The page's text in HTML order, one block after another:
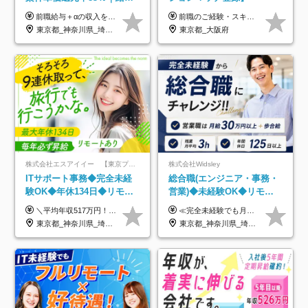
UP保証｜年休140日｜在宅
利用率9割｜独立支援・副業
制度
前職給与＋αの収入を保証 月給42万円～120万円＋各種手当＋賞与 給与基準が明確かつ高還元です。 一人ひとりが安定した環境のもと、長く活躍できる職場を目指しています。 ※平均年収650万円 ・還元率83％ ・各種手当について 職能手当／職務手当／資格手当／営業手当 など ※前職での経験・能力、給与などを考慮の上、当社規定により優遇いたします ※試用期間あり（3ヶ月／期間中の条件に変動はありません） ※上記金額には固定残業代（78,948円～225,564円/月30時間分）を含みます 超過分は別途全額支給いたします ・年収UPを保証 過去には転職時に〈年収200万円UP〉したエンジニアも在籍しています。入社時だけでなく、入社後も安心の給与水準で働ける環境です。キャリアや技術力が正当に評価されていないと感じていたら、一度面接でお話ししましょう！ 当社では管理職の人数は最低限にし、無駄な管理をしません。その費用削減分を社員の給与に還元しています！
東京都_神奈川県_埼玉県_千葉県_大阪府_愛知県_北海道_青森県_岩手県_宮城県_秋田県_山形県_福島県_茨城県_栃木県_群馬県_新潟県_山梨県_長野県_富山県_石川県_福井県_静岡県_岐阜県_三重県_兵庫県_京都府_滋賀県_奈良県_和歌山県_広島県_岡山県_鳥取県_島根県_山口県_徳島県_香川県_愛媛県_高知県_福岡県_熊本県_佐賀県_長崎県_大分県_宮崎県_鹿児島県_沖縄県
前職のご経験・スキル等を考慮して決定します。
東京都_大阪府
株式会社エスアイイー 【東京プロマーケット上場】
ITサポート事務◆完全未経
験OK◆年休134日◆リモー
トOK◆残業月7h以下◆賞与
年3回◆5年目まで必ず昇給
＼平均年収517万円！入社5年目まで毎年必ず昇給／ ■賞与年3回 ■年収800万円以上も可 ■入社3年以上の平均年収469.2万円 月給23万2000円以上＋賞与年3回＋各種手当 ☆入社5年目まで最大1万5000円の定期昇給を確約 ┃各種手当充実 ・規定の資格を取得すれば、2000円～5万円を毎月支給（2万4000円～60万円／年） ・研修中に取得した取得率95％の資格でも研修後の給料UP ※月給は年齢・経験・能力を考慮して、優遇いたします ※上記月給金額は固定残業代（20時間/3万1300円円以上）を含み、超過分は別途支給いたします ※試用期間（6ヶ月）は月給に変動はありますが、その他待遇に差異はありません ├入社後1ヶ月～3ヶ月間は、月給20万1900円となります └上記金額は固定残業代（10時間／1万6000円）を含み、超過分は別途支給いたします
東京都_神奈川県_埼玉県_千葉県_大阪府_愛知県_北海道_青森県_岩手県_宮城県_秋田県_山形県_福島県_茨城県_栃木県_群馬県_新潟県_山梨県_長野県_富山県_石川県_福井県_静岡県_岐阜県_三重県_兵庫県_京都府_滋賀県_奈良県_和歌山県_広島県_岡山県_鳥取県_島根県_山口県_徳島県_香川県_愛媛県_高知県_福岡県_熊本県_佐賀県_長崎県_大分県_宮崎県_鹿児島県_沖縄県
株式会社Widsley
総合職(エンジニア・事務・
営業)◆未経験OK◆リモー
トあり◆残業月3h◆服装髪
型自由
≪完全未経験でも月給40万円以上も可能です！≫ -------------- 【1】ITエンジニア 月給26万円～50万円＋プロジェクト手当＋資格手当 【2】IT事務、営業事務 月給26万円～50万円＋プロジェクト手当＋資格手当 ≪【1】【2】共通≫ ★上記給与には固定残業代20時間分(月3万719円～)を含みます。残業が超過した場合は、追加支給します(残業は月平均3時間とほぼ発生しません。残業がなくても、固定残業代は支給されます) ★試用期間6ヵ月あり（期間中は月給23万1000円～。固定残業代20時間分3万719円～を含む／超過分は別途支給） -------------- 【3】SES営業、SaaS営業 月給30万円以上＋インセンティブ＋各種手当 ★上記給与には固定残業代45時間分(月7万6967円～)を含みます。残業が超過した場合は、追加支給します(残業は月平均3時間とほぼ発生しません。残業がなくても、固定残業代は支給されます) ★試用期間6ヵ月あり(期間中も給与や福利厚生は同じです)
東京都_神奈川県_埼玉県_千葉県_大阪府_愛知県_北海道_青森県_岩手県_宮城県_秋田県_山形県_福島県_茨城県_栃木県_群馬県_新潟県_山梨県_長野県_富山県_石川県_福井県_静岡県_岐阜県_三重県_兵庫県_京都府_滋賀県_奈良県_和歌山県_広島県_岡山県_鳥取県_島根県_山口県_徳島県_香川県_愛媛県_高知県_福岡県_熊本県_佐賀県_長崎県_大分県_宮崎県_鹿児島県_沖縄県